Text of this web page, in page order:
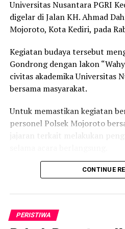
keamanan wilayah.
Kegiatan silaturahmi
keakraban dan diakhiri dengan
pelaksanaan kegiatan berjalan
kondusif. (res/aro)
Universitas Nusantara PGRI
digelar di Jalan KH. Ahmad
Mojoroto, Kota Kediri, pada
Kegiatan budaya tersebut
Gondrong dengan lakon
civitas akademika Universitas
bersama masyarakat.
Untuk memastikan kegiatan
personel Polsek Mojoroto
jajaran terkait melakukan
Bhabinkamtibmas Kelurahan
Jatmiko bersama Babinsa dan
yang dipimpin oleh Padal
AKP Umar Said turut hadir
sekaligus memberikan imbauan
CONTINUE
PERISTIWA